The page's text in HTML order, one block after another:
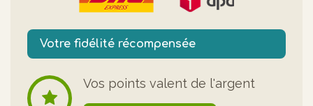
Votre fidélité récompensée
Vos points valent de l'argent